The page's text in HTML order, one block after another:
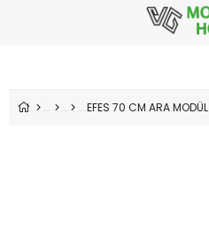
EFES 70 CM ARA MODÜL